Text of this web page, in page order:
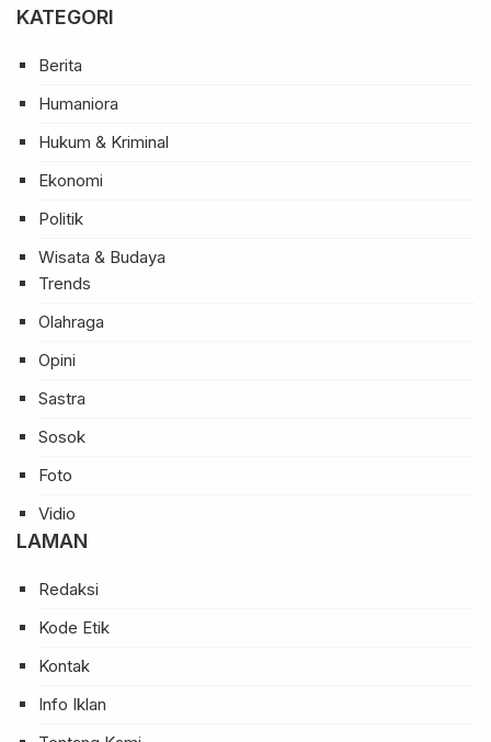
KATEGORI
Berita
Humaniora
Hukum & Kriminal
Ekonomi
Politik
Wisata & Budaya
Trends
Olahraga
Opini
Sastra
Sosok
Foto
Vidio
LAMAN
Redaksi
Kode Etik
Kontak
Info Iklan